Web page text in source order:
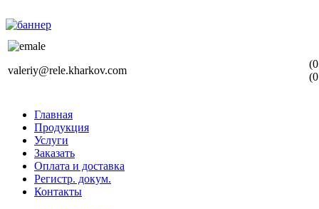
valeriy@rele.kharkov.com
Главная
Продукция
Услуги
Заказать
Оплата и доставка
Регистр. докум.
Контакты